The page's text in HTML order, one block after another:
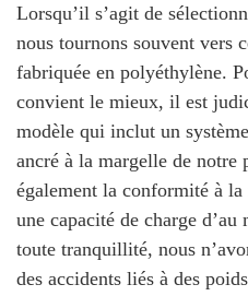
Lorsqu’il s’agit de
nous tournons souvent vers
fabriquée en polyéthylène.
convient le mieux, il est
modèle qui inclut un
ancré à la margelle de
également la conformité à
une capacité de charge
toute tranquillité, nous
des accidents liés à des